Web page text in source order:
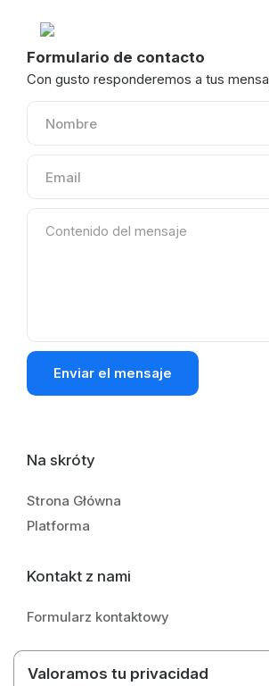
Formulario de contacto
Con gusto responderemos a tus
Enviar el mensaje
Na skróty
Strona Główna
Platforma
Kontakt z nami
Formularz kontaktowy
Valoramos tu privacidad